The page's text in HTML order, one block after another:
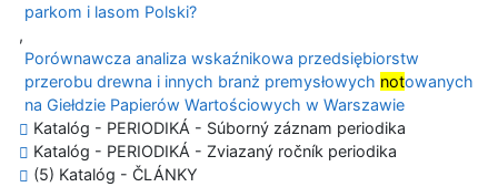
parkom i lasom Polski?
,
Porównawcza analiza wskaźnikowa przedsiębiorstw
przerobu drewna i innych branż premysłowych notowanych
na Giełdzie Papierów Wartościowych w Warszawie
Katalóg - PERIODIKÁ - Súborný záznam periodika
Katalóg - PERIODIKÁ - Zviazaný ročník periodika
(5) Katalóg - ČLÁNKY